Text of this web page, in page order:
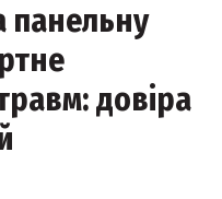
панельну
довіра